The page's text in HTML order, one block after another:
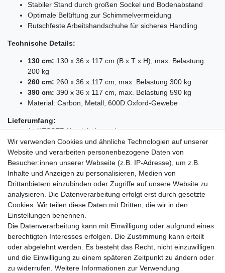
Stabiler Stand durch großen Sockel und Bodenabstand
Optimale Belüftung zur Schimmelvermeidung
Rutschfeste Arbeitshandschuhe für sicheres Handling
Technische Details:
130 cm: 130 x 36 x 117 cm (B x T x H), max. Belastung
200 kg
260 cm: 260 x 36 x 117 cm, max. Belastung 300 kg
390 cm: 390 x 36 x 117 cm, max. Belastung 590 kg
Material: Carbon, Metall, 600D Oxford-Gewebe
Lieferumfang:
1x KESSER Kaminholzregal
1x Paar Arbeitshandschuhe
1x Wetterplane
1x Bedienungsanleitung
Einkaufen
Zahlungsarten
Versandarten & -kosten
Warenkorb
Kasse
Widerrufsrecht
Wir verwenden Cookies und ähnliche Technologien auf unserer
Website und verarbeiten personenbezogene Daten von
Besucher:innen unserer Webseite (z.B. IP-Adresse), um z.B.
Inhalte und Anzeigen zu personalisieren, Medien von
Drittanbietern einzubinden oder Zugriffe auf unsere Website zu
analysieren. Die Datenverarbeitung erfolgt erst durch gesetzte
Cookies. Wir teilen diese Daten mit Dritten, die wir in den
Einstellungen benennen.
Die Datenverarbeitung kann mit Einwilligung oder aufgrund eines
berechtigten Interesses erfolgen. Die Zustimmung kann erteilt
oder abgelehnt werden. Es besteht das Recht, nicht einzuwilligen
und die Einwilligung zu einem späteren Zeitpunkt zu ändern oder
zu widerrufen. Weitere Informationen zur Verwendung